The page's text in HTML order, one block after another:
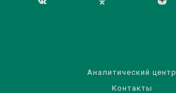
Аналитический центр
Контакты